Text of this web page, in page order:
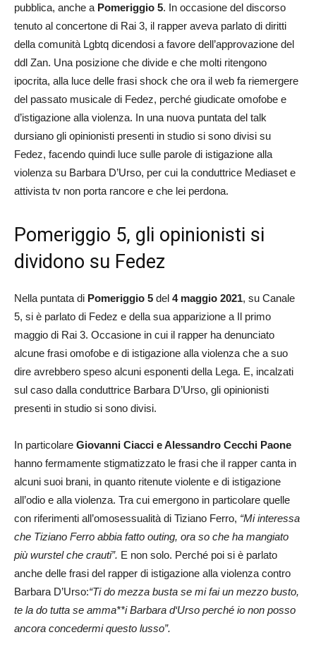
pubblica, anche a Pomeriggio 5. In occasione del discorso
tenuto al concertone di Rai 3, il rapper aveva parlato di diritti
della comunità Lgbtq dicendosi a favore dell’approvazione del
ddl Zan. Una posizione che divide e che molti ritengono
ipocrita, alla luce delle frasi shock che ora il web fa riemergere
del passato musicale di Fedez, perché giudicate omofobe e
d’istigazione alla violenza. In una nuova puntata del talk
dursiano gli opinionisti presenti in studio si sono divisi su
Fedez, facendo quindi luce sulle parole di istigazione alla
violenza su Barbara D’Urso, per cui la conduttrice Mediaset e
attivista tv non porta rancore e che lei perdona.
Pomeriggio 5, gli opinionisti si
dividono su Fedez
Nella puntata di Pomeriggio 5 del 4 maggio 2021, su Canale
5, si è parlato di Fedez e della sua apparizione a Il primo
maggio di Rai 3. Occasione in cui il rapper ha denunciato
alcune frasi omofobe e di istigazione alla violenza che a suo
dire avrebbero speso alcuni esponenti della Lega. E, incalzati
sul caso dalla conduttrice Barbara D’Urso, gli opinionisti
presenti in studio si sono divisi.
In particolare Giovanni Ciacci e Alessandro Cecchi Paone
hanno fermamente stigmatizzato le frasi che il rapper canta in
alcuni suoi brani, in quanto ritenute violente e di istigazione
all’odio e alla violenza. Tra cui emergono in particolare quelle
con riferimenti all’omosessualità di Tiziano Ferro, “Mi interessa
che Tiziano Ferro abbia fatto outing, ora so che ha mangiato
più wurstel che crauti”. E non solo. Perché poi si è parlato
anche delle frasi del rapper di istigazione alla violenza contro
Barbara D’Urso:“Ti do mezza busta se mi fai un mezzo busto,
te la do tutta se amma**i Barbara d‘Urso perché io non posso
ancora concedermi questo lusso”.